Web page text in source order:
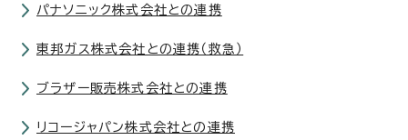
パナソニック株式会社との連携
東邦ガス株式会社との連携（救急）
ブラザー販売株式会社との連携
リコージャパン株式会社との連携